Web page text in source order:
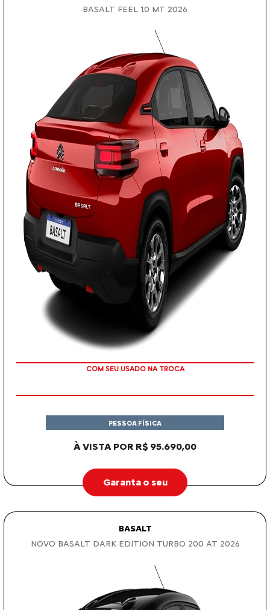
BASALT FEEL 1.0 MT 2026
OU TAXA 0%
À VISTA POR R$ 95.690,00
PESSOA FÍSICA
Garanta o seu
BASALT
NOVO BASALT DARK EDITION TURBO 200 AT 2026